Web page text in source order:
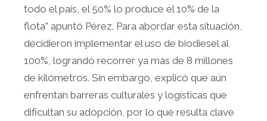
todo el país, el 50% lo produce el 10% de la
flota” apuntó Pérez. Para abordar esta situación,
decidieron implementar el uso de biodiesel al
100%, logrando recorrer ya más de 8 millones
de kilómetros. Sin embargo, explicó que aún
enfrentan barreras culturales y logísticas que
dificultan su adopción, por lo que resulta clave